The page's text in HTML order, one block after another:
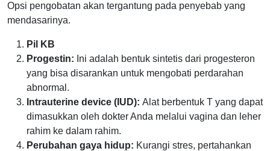
Opsi pengobatan akan tergantung pada penyebab yang
mendasarinya.
Pil KB
Progestin: Ini adalah bentuk sintetis dari progesteron
yang bisa disarankan untuk mengobati perdarahan
abnormal.
Intrauterine device (IUD): Alat berbentuk T yang dapat
dimasukkan oleh dokter Anda melalui vagina dan leher
rahim ke dalam rahim.
Perubahan gaya hidup: Kurangi stres, pertahankan